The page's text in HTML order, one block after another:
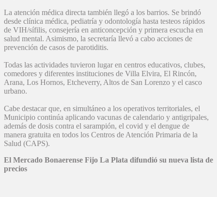
La atención médica directa también llegó a los barrios. Se brindó
desde clínica médica, pediatría y odontología hasta testeos rápidos
de VIH/sífilis, consejería en anticoncepción y primera escucha en
salud mental. Asimismo, la secretaría llevó a cabo acciones de
prevención de casos de parotiditis.
Todas las actividades tuvieron lugar en centros educativos, clubes,
comedores y diferentes instituciones de Villa Elvira, El Rincón,
Arana, Los Hornos, Etcheverry, Altos de San Lorenzo y el casco
urbano.
Cabe destacar que, en simultáneo a los operativos territoriales, el
Municipio continúa aplicando vacunas de calendario y antigripales,
además de dosis contra el sarampión, el covid y el dengue de
manera gratuita en todos los Centros de Atención Primaria de la
Salud (CAPS).
El Mercado Bonaerense Fijo La Plata difundió su nueva lista de
precios